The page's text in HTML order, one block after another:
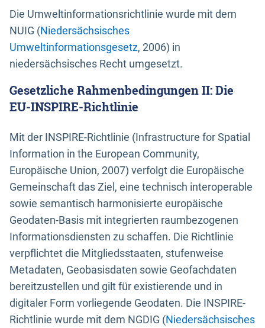
Die Umweltinformationsrichtlinie wurde mit dem
NUIG (Niedersächsisches
Umweltinformationsgesetz, 2006) in
niedersächsisches Recht umgesetzt.
Gesetzliche Rahmenbedingungen II: Die
EU-INSPIRE-Richtlinie
Mit der INSPIRE-Richtlinie (Infrastructure for Spatial
Information in the European Community,
Europäische Union, 2007) verfolgt die Europäische
Gemeinschaft das Ziel, eine technisch interoperable
sowie semantisch harmonisierte europäische
Geodaten-Basis mit integrierten raumbezogenen
Informationsdiensten zu schaffen. Die Richtlinie
verpflichtet die Mitgliedsstaaten, stufenweise
Metadaten, Geobasisdaten sowie Geofachdaten
bereitzustellen und gilt für existierende und in
digitaler Form vorliegende Geodaten. Die INSPIRE-
Richtlinie wurde mit dem NGDIG (Niedersächsisches